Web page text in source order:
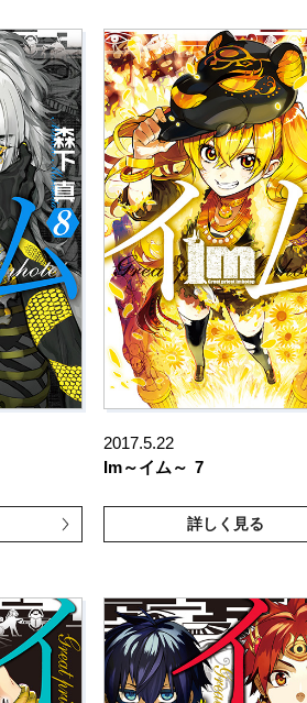
2017.5.22
Im～イム～ 7
詳しく見る